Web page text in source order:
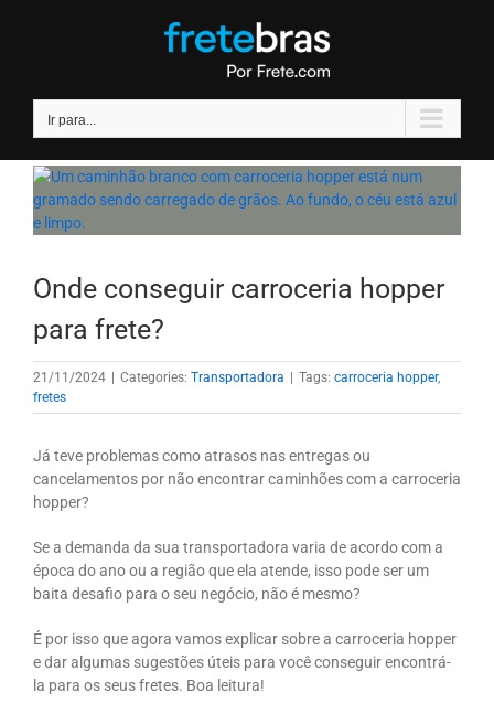
Ir para...
Onde conseguir carroceria hopper
para frete?
21/11/2024 Categories: Transportadora Tags: carroceria hopper,
fretes
Já teve problemas como atrasos nas entregas ou
cancelamentos por não encontrar caminhões com a carroceria
hopper?
Se a demanda da sua transportadora varia de acordo com a
época do ano ou a região que ela atende, isso pode ser um
baita desafio para o seu negócio, não é mesmo?
É por isso que agora vamos explicar sobre a carroceria hopper
e dar algumas sugestões úteis para você conseguir encontrá-
la para os seus fretes. Boa leitura!